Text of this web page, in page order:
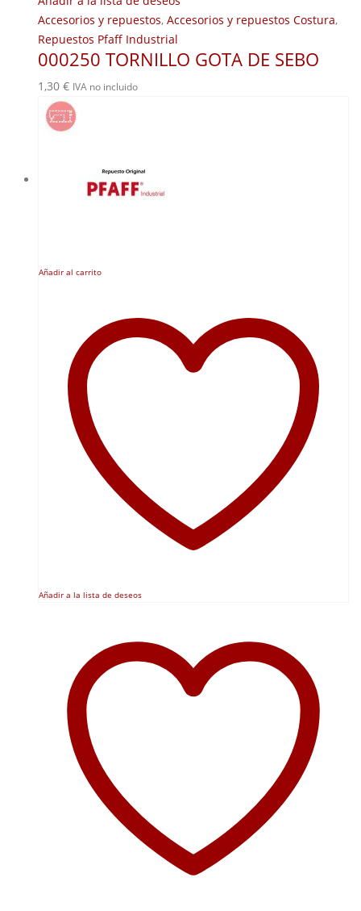
Accesorios y repuestos, Accesorios y repuestos Costura,
Repuestos Pfaff Industrial
000250 TORNILLO GOTA DE SEBO
1,30 € IVA no incluido
Añadir al carrito
Añadir a la lista de deseos